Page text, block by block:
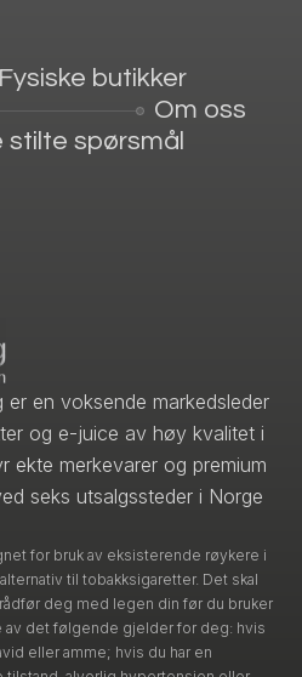
Fysiske butikker
Om oss
stilte spørsmål
er en voksende markedsleder
og e-juice av høy kvalitet i
ekte merkevarer og premium
seks utsalgssteder i Norge
for bruk av eksisterende røykere i
til tobakksigaretter. Det skal
deg med legen din før du bruker
av det følgende gjelder for deg: hvis
eller amme; hvis du har en